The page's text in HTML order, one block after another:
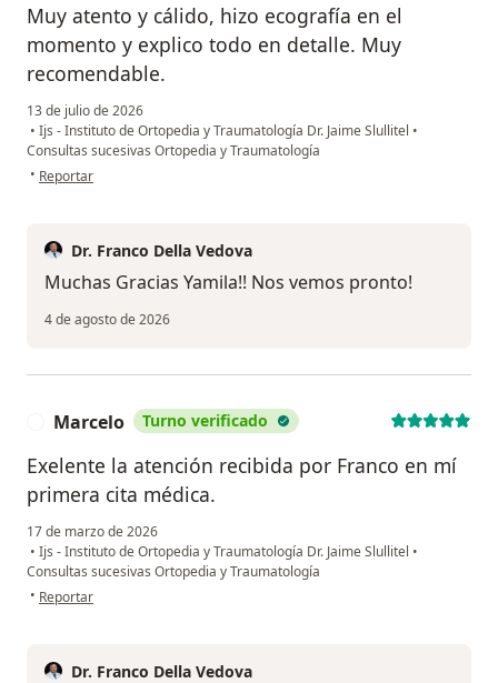
Muy atento y cálido, hizo ecografía en el
momento y explico todo en detalle. Muy
recomendable.
13 de julio de 2026
• Ijs - Instituto de Ortopedia y Traumatología Dr. Jaime Slullitel •
Consultas sucesivas Ortopedia y Traumatología
• en opinión del usuario Yamila
Reportar
Dr. Franco Della Vedova
Muchas Gracias Yamila!! Nos vemos pronto!
4 de agosto de 2026
Marcelo Turno verificado
Exelente la atención recibida por Franco en mí
primera cita médica.
17 de marzo de 2026
• Ijs - Instituto de Ortopedia y Traumatología Dr. Jaime Slullitel •
Consultas sucesivas Ortopedia y Traumatología
• en opinión del usuario Marcelo
Reportar
Dr. Franco Della Vedova